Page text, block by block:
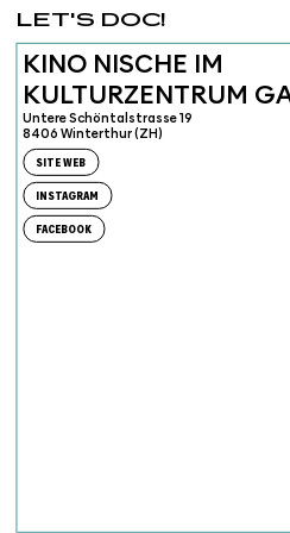
LET'S DOC!
KINO NISCHE IM
KULTURZENTRUM
Untere Schöntalstrasse 19
8406 Winterthur (ZH)
SITE WEB
INSTAGRAM
FACEBOOK